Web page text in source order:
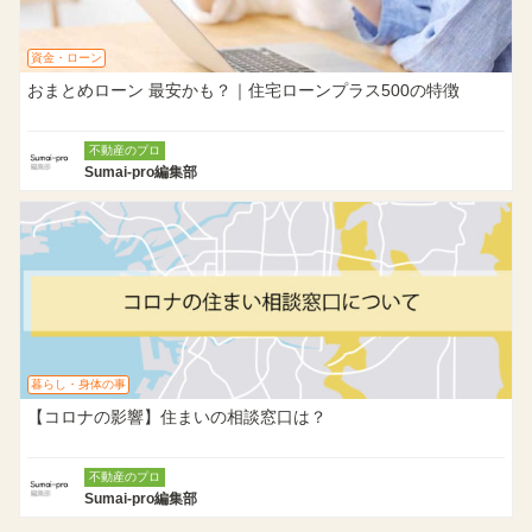
資金・ローン
おまとめローン 最安かも？｜住宅ローンプラス500の特徴
不動産のプロ
Sumai-pro編集部
暮らし・身体の事
【コロナの影響】住まいの相談窓口は？
不動産のプロ
Sumai-pro編集部